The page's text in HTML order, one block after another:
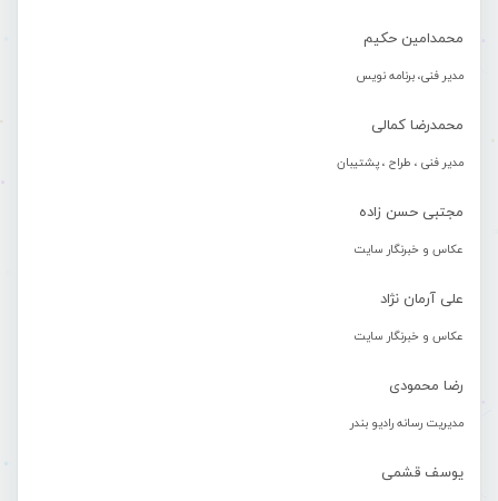
محمدامین حکیم
مدیر فنی، برنامه نویس
محمدرضا کمالی
مدیر فنی ، طراح ، پشتیبان
مجتبی حسن زاده
عکاس و خبرنگار سایت
علی آرمان نژاد
عکاس و خبرنگار سایت
رضا محمودی
مدیریت رسانه رادیو بندر
یوسف قشمی